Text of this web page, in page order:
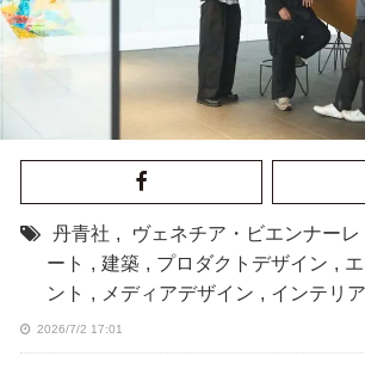
丹青社 , ヴェネチア・ビエンナーレ
ート , 建築 , プロダクトデザイン ,
ント , メディアデザイン , インテリ
2026/7/2 17:01